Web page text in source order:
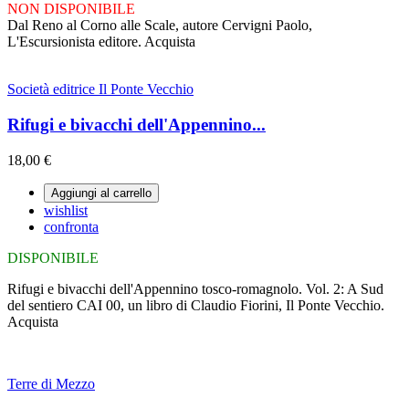
NON DISPONIBILE
Dal Reno al Corno alle Scale, autore Cervigni Paolo,
L'Escursionista editore. Acquista
Società editrice Il Ponte Vecchio
Rifugi e bivacchi dell'Appennino...
18,00 €
Aggiungi al carrello
wishlist
confronta
DISPONIBILE
Rifugi e bivacchi dell'Appennino tosco-romagnolo. Vol. 2: A Sud
del sentiero CAI 00, un libro di Claudio Fiorini, Il Ponte Vecchio.
Acquista
Terre di Mezzo